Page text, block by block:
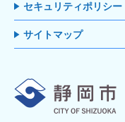
セキュリティポリシー
サイトマップ